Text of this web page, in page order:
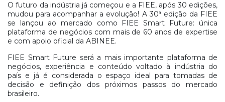
O futuro da indústria já começou e a FIEE, após 30 edições,
mudou para acompanhar a evolução! A 30ª edição da FIEE
se lançou ao mercado como FIEE Smart Future: única
plataforma de negócios com mais de 60 anos de expertise
e com apoio oficial da ABINEE.
FIEE Smart Future será a mais importante plataforma de
negócios, experiência e conteúdo voltado à indústria do
país e já é considerada o espaço ideal para tomadas de
decisão e definição dos próximos passos do mercado
brasileiro.